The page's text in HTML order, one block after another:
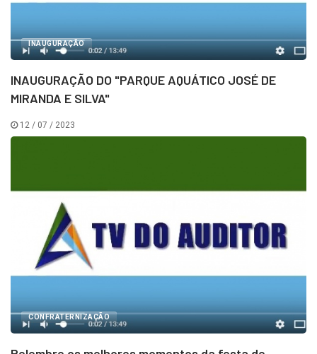
INAUGURAÇÃO
INAUGURAÇÃO DO "PARQUE AQUÁTICO JOSÉ DE
MIRANDA E SILVA"
12 / 07 / 2023
CONFRATERNIZAÇÃO